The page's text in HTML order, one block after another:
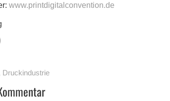
www.printdigitalconvention.de
Druckindustrie